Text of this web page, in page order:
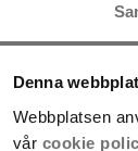
Denna
Webbplatsen
vår cookie